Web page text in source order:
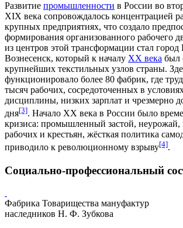
Развитие промышленности в России во
XIX века сопровождалось концентрацией
крупных предприятиях, что создало
формирования организованного рабочего
из центров этой трансформации стал
Вознесенск, который к началу XX века был
крупнейших текстильных узлов страны.
функционировало более 80 фабрик, где
тысяч рабочих, сосредоточенных в
дисциплины, низких зарплат и чрезмерно
дня[3]. Начало XX века в России было
кризиса: промышленный застой, неурожай,
рабочих и крестьян, жёсткая политика
приводило к революционному взрыву[4].
Социально-профессиональный
Фабрика Товарищества мануфактур
наследников Н. Ф. Зубкова